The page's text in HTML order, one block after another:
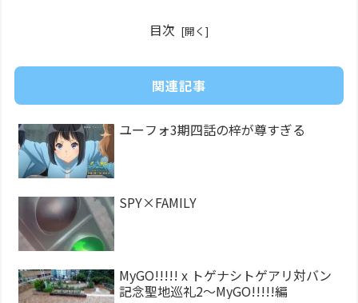
目次
関連記事
ユーフォ3期四話の梓が尊すぎる
SPY×FAMILY
MyGO!!!!! x トゲナシトゲアリ対バン
記念聖地巡礼2～MyGO!!!!!編